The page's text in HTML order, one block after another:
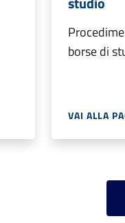
borse di
VAI ALLA